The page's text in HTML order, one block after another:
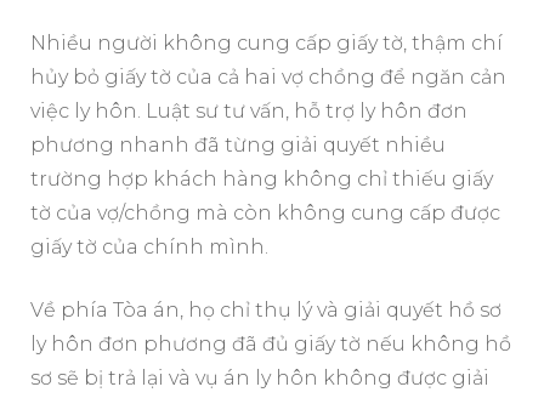
Nhiều người không cung cấp giấy tờ, thậm chí
hủy bỏ giấy tờ của cả hai vợ chồng để ngăn cản
việc ly hôn. Luật sư tư vấn, hỗ trợ ly hôn đơn
phương nhanh đã từng giải quyết nhiều
trường hợp khách hàng không chỉ thiếu giấy
tờ của vợ/chồng mà còn không cung cấp được
giấy tờ của chính mình.
Về phía Tòa án, họ chỉ thụ lý và giải quyết hồ sơ
ly hôn đơn phương đã đủ giấy tờ nếu không hồ
sơ sẽ bị trả lại và vụ án ly hôn không được giải